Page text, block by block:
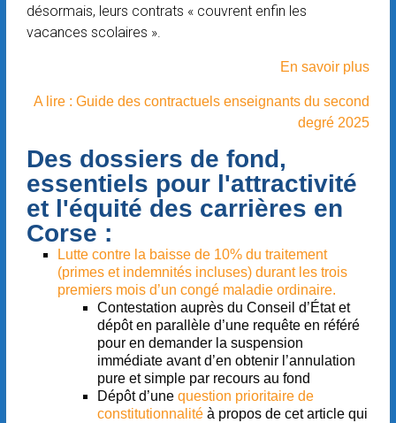
désormais, leurs contrats « couvrent enfin les
vacances scolaires ».
En savoir plus
A lire : Guide des contractuels enseignants du second
degré 2025
Des dossiers de fond,
essentiels pour l'attractivité
et l'équité des carrières en
Corse :
Lutte contre la baisse de 10% du traitement
(primes et indemnités incluses) durant les trois
premiers mois d’un congé maladie ordinaire.
Contestation auprès du Conseil d’État et
dépôt en parallèle d’une requête en référé
pour en demander la suspension
immédiate avant d’en obtenir l’annulation
pure et simple par recours au fond
Dépôt d’une question prioritaire de
constitutionnalité à propos de cet article qui